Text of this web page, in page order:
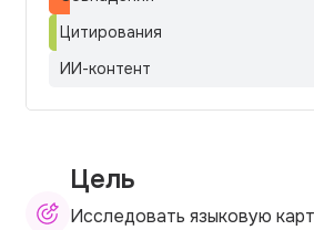
Цитирования
ИИ-контент
Цель
Исследовать языковую